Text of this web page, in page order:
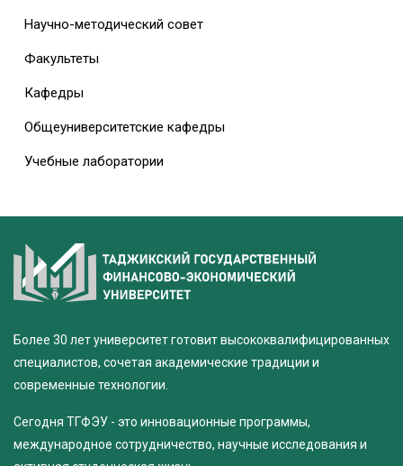
Научно-методический совет
Факультеты
Кафедры
Общеуниверситетские кафедры
Учебные лаборатории
Более 30 лет университет готовит высококвалифицированных
специалистов, сочетая академические традиции и
современные технологии.
Сегодня ТГФЭУ - это инновационные программы,
международное сотрудничество, научные исследования и